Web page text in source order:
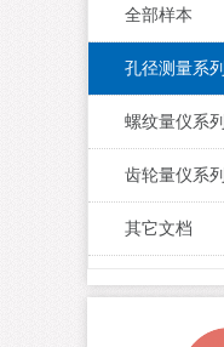
全部样本
孔径测量系列
螺纹量仪系列
齿轮量仪系列
其它文档